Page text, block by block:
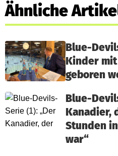
Ähnliche
Blue-
Kinder
geboren
Blue-
Kanadier,
Stunden
war“